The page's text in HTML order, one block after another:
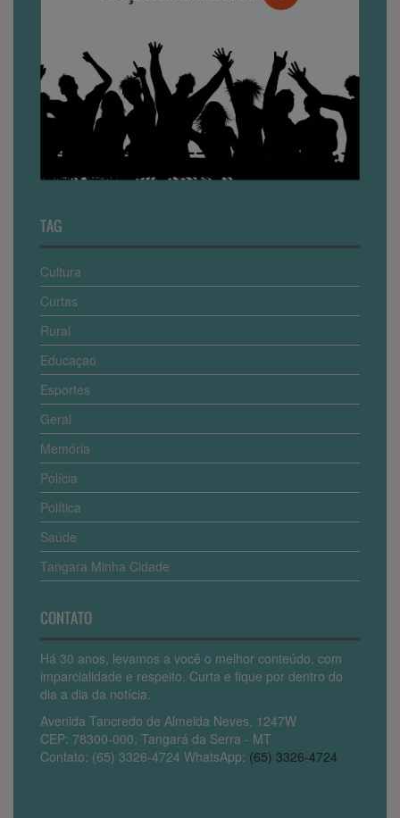
TAG
Cultura
Curtas
Rural
Educaçao
Esportes
Geral
Memória
Polícia
Política
Saúde
Tangara Minha Cidade
CONTATO
Há 30 anos, levamos a você o melhor conteúdo, com
imparcialidade e respeito. Curta e fique por dentro do
dia a dia da notícia.
Avenida Tancredo de Almeida Neves, 1247W
CEP: 78300-000, Tangará da Serra - MT
Contato: (65) 3326-4724 WhatsApp: (65) 3326-4724